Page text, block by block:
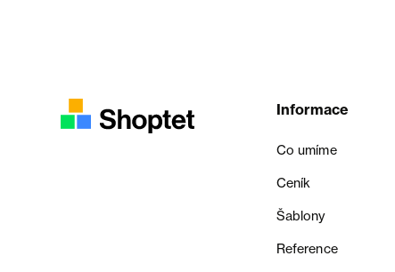
Informace
Co umíme
Ceník
Šablony
Reference